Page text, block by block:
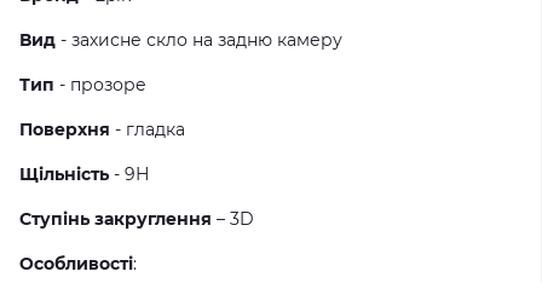
Вид - захисне скло на задню камеру
Тип - прозоре
Поверхня - гладка
Щільність - 9Н
Ступінь закруглення – 3D
Особливості: